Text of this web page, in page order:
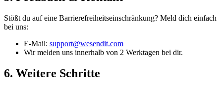
Stößt du auf eine Barrierefreiheitseinschränkung? Meld dich einfach
bei uns:
E-Mail: support@wesendit.com
Wir melden uns innerhalb von 2 Werktagen bei dir.
6. Weitere Schritte